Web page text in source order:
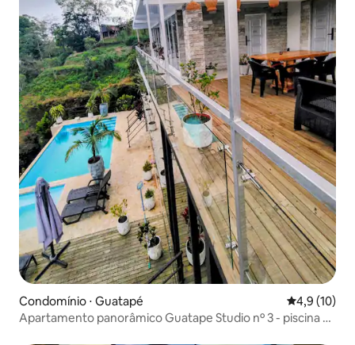
Condomínio ⋅ Guatapé 4,9 de uma
4,9 (10)
Apartamento panorâmico Guatape Studio nº 3 - piscina e